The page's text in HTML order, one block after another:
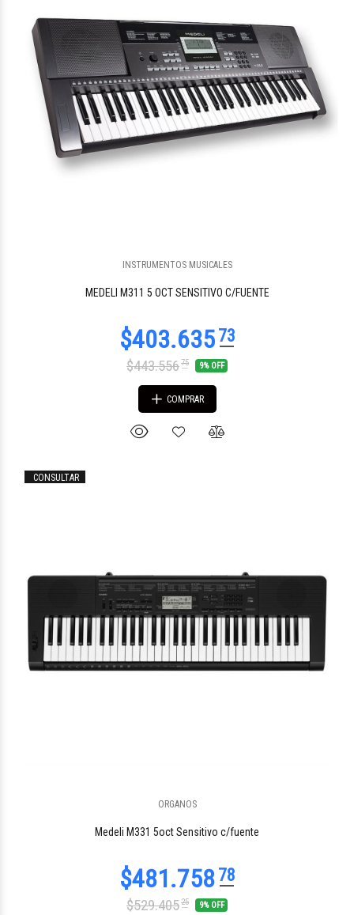
INSTRUMENTOS MUSICALES
MEDELI M311 5 OCT SENSITIVO C/FUENTE
$443.55675 9% OFF
COMPRAR
CONSULTAR
ORGANOS
Medeli M331 5oct Sensitivo c/fuente
$529.40525 9% OFF